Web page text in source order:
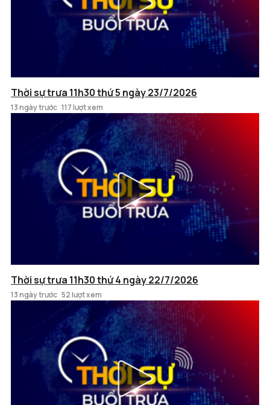
Thời sự trưa 11h30 thứ 5 ngày 23/7/2026
13 ngày trước 117 lượt xem
Thời sự trưa 11h30 thứ 4 ngày 22/7/2026
13 ngày trước 52 lượt xem